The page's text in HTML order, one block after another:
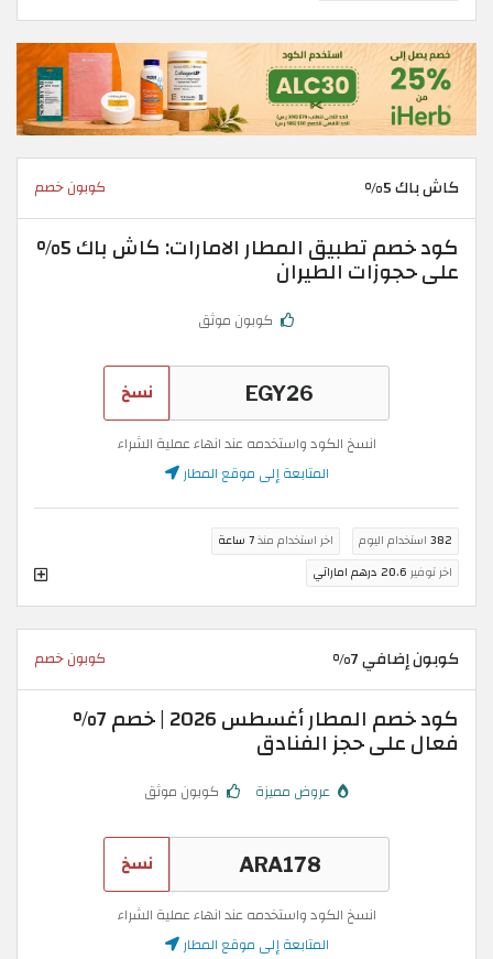
كاش باك 5% كوبون خصم
كود خصم تطبيق المطار الامارات: كاش باك 5%
على حجوزات الطيران
كوبون موثق
نسخ
انسخ الكود واستخدمه عند انهاء عملية الشراء
المتابعة إلى موقع المطار
382 استخدام اليوم اخر استخدام منذ7 ساعة
اخر توفير 20.6 درهم اماراتي
كوبون إضافي 7% كوبون خصم
كود خصم المطار أغسطس 2026 | خصم 7%
فعال على حجز الفنادق
عروض مميزة كوبون موثق
نسخ
انسخ الكود واستخدمه عند انهاء عملية الشراء
المتابعة إلى موقع المطار